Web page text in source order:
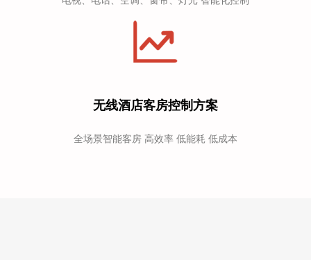
无线酒店客房控制方案
全场景智能客房 高效率 低能耗 低成本